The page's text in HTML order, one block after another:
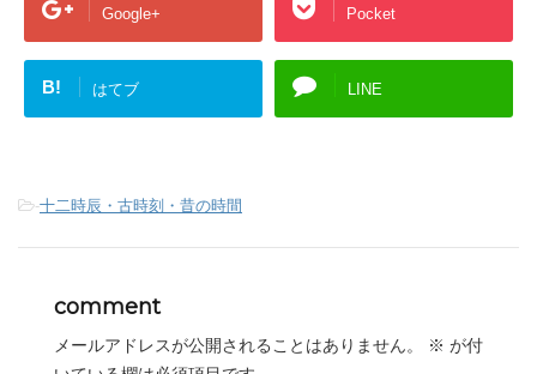
Google+ Pocket
B! はてブ LINE
-十二時辰・古時刻・昔の時間
comment
メールアドレスが公開されることはありません。 ※ が付